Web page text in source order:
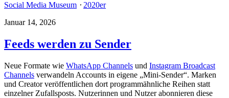
Social Media Museum ⋅ 2020er
Januar 14, 2026
Feeds werden zu Sender
Neue Formate wie WhatsApp Channels und Instagram Broadcast
Channels verwandeln Accounts in eigene „Mini‑Sender“. Marken
und Creator veröffentlichen dort programmähnliche Reihen statt
einzelner Zufallsposts. Nutzerinnen und Nutzer abonnieren diese